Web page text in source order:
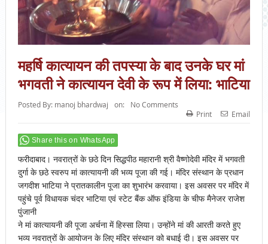
महर्षि कात्यायन की तपस्या के बाद उनके घर मां
भगवती ने कात्यायन देवी के रूप में लिया: भाटिया
Posted By: manoj bhardwaj on:
No Comments
Print
Email
Share this on WhatsApp
फरीदाबाद। नवरात्रों के छठे दिन सिद्धपीठ महारानी श्री वैष्णोदेवी मंदिर में भगवती
दुर्गा के छठे स्वरुप मां कात्यायनी की भव्य पूजा की गई। मंदिर संस्थान के प्रधान
जगदीश भाटिया ने प्रातकालीन पूजा का शुभारंभ करवाया। इस अवसर पर मंदिर में
पहुंचे पूर्व विधायक चंदर भाटिया एवं स्टेट बैंक ऑफ इंडिया के चीफ मैनेजर राजेश
पुंजानी
ने मां कात्यायनी की पूजा अर्चना में हिस्सा लिया। उन्होंने मां की आरती करते हुए
भव्य नवरात्रों के आयोजन के लिए मंदिर संस्थान को बधाई दी। इस अवसर पर